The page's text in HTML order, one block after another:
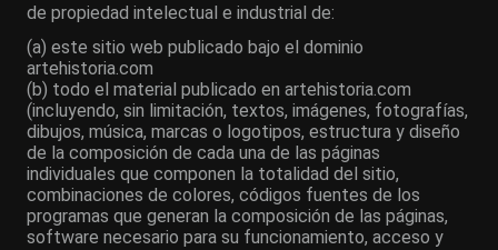
de propiedad intelectual e industrial de:
(a) este sitio web publicado bajo el dominio
artehistoria.com
(b) todo el material publicado en artehistoria.com
(incluyendo, sin limitación, textos, imágenes, fotografías,
dibujos, música, marcas o logotipos, estructura y diseño
de la composición de cada una de las páginas
individuales que componen la totalidad del sitio,
combinaciones de colores, códigos fuentes de los
programas que generan la composición de las páginas,
software necesario para su funcionamiento, acceso y